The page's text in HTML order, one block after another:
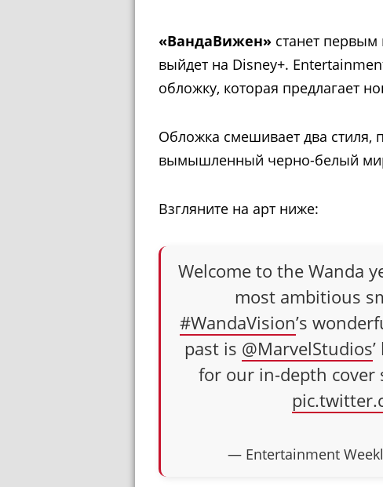
«ВандаВижен» станет
выйдет на Disney+.
обложку, которая предлагает
Обложка смешивает два стиля,
вымышленный черно-белый
Взгляните на арт ниже:
Welcome to the Wanda
most ambitious
#WandaVision’s
past is @MarvelStudios
for our in-depth cover
— Entertainment